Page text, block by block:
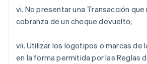
vi. No presentar una Transacción
cobranza de un cheque devuelto;
vii. Utilizar los logotipos o marcas de
en la forma permitida por las Reglas